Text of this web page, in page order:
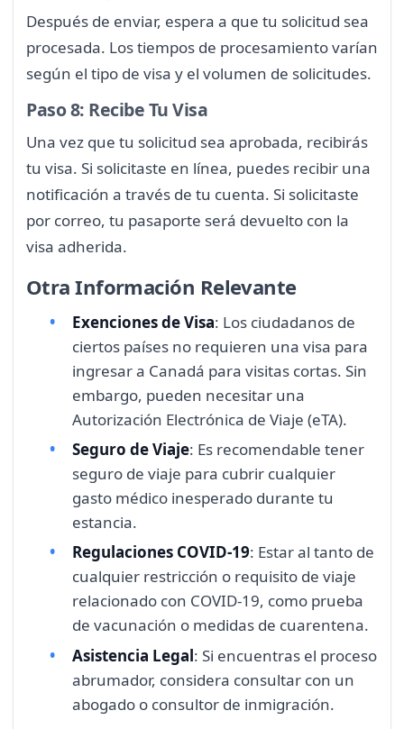
Después de enviar, espera a que tu solicitud sea
procesada. Los tiempos de procesamiento varían
según el tipo de visa y el volumen de solicitudes.
Paso 8: Recibe Tu Visa
Una vez que tu solicitud sea aprobada, recibirás
tu visa. Si solicitaste en línea, puedes recibir una
notificación a través de tu cuenta. Si solicitaste
por correo, tu pasaporte será devuelto con la
visa adherida.
Otra Información Relevante
Exenciones de Visa: Los ciudadanos de
ciertos países no requieren una visa para
ingresar a Canadá para visitas cortas. Sin
embargo, pueden necesitar una
Autorización Electrónica de Viaje (eTA).
Seguro de Viaje: Es recomendable tener
seguro de viaje para cubrir cualquier
gasto médico inesperado durante tu
estancia.
Regulaciones COVID-19: Estar al tanto de
cualquier restricción o requisito de viaje
relacionado con COVID-19, como prueba
de vacunación o medidas de cuarentena.
Asistencia Legal: Si encuentras el proceso
abrumador, considera consultar con un
abogado o consultor de inmigración.